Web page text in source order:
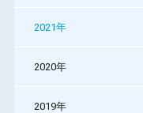
2021年
2020年
2019年